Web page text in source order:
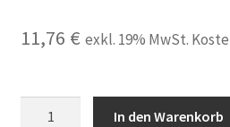
11,76 € exkl. 19% MwSt.
In den Warenkorb